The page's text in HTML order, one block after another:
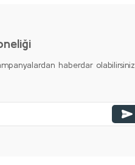
haberdar olabilirsiniz.